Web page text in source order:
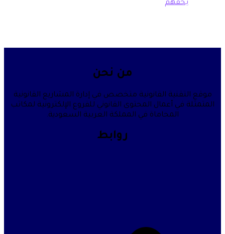
القانونية متخصص في إدارة المشاريع القانونية
أعمال المحتوى القانوني للفروع الإلكترونية لمكاتب
المحاماة في المملكة العربية السعودية.